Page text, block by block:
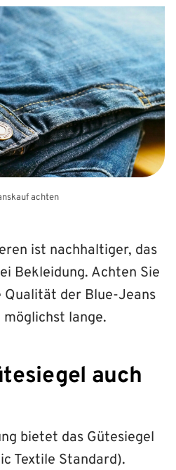
achten
ist nachhaltiger, das
Bekleidung. Achten Sie
Qualität der Blue-Jeans
lange.
auch
bietet das Gütesiegel
Textile Standard).